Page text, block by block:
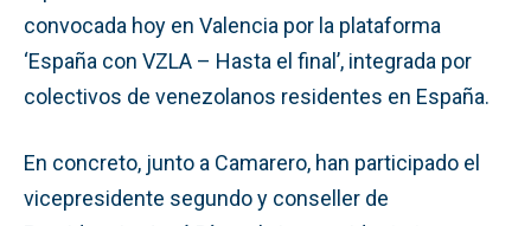
convocada hoy en Valencia por la plataforma
‘España con VZLA – Hasta el final’, integrada por
colectivos de venezolanos residentes en España.
En concreto, junto a Camarero, han participado el
vicepresidente segundo y conseller de